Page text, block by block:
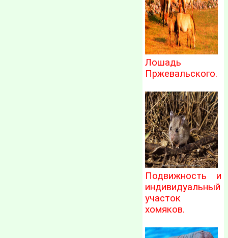
Лошадь
Пржевальского.
Подвижность и
индивидуальный
участок
хомяков.